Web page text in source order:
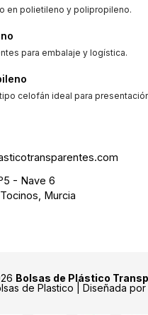
en polietileno y polipropileno.
para embalaje y logística.
celofán ideal para
- Nave 6
Murcia
Bolsas de Plástico
de Plastico | Diseñada por